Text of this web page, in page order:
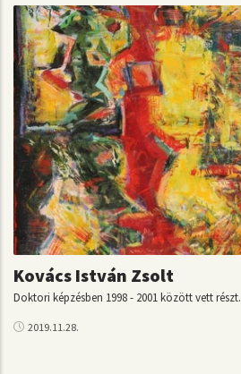
Kovács István Zsolt
Doktori képzésben 1998 - 2001 között vett részt.
2019.11.28.